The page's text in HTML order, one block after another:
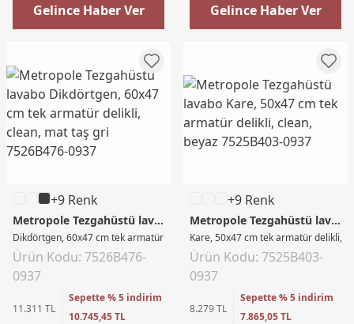
Gelince Haber Ver Gelince Haber Ver
+9 Renk
Metropole Tezgahüstü lavabo
Dikdörtgen, 60x47 cm tek armatür delikli, clean, mat taş gri
Ürün Kodu: 7526B476-
0937
11.311 TL
Sepette % 5 indirim
10.745,45 TL
+9 Renk
Metropole Tezgahüstü lavabo
Kare, 50x47 cm tek armatür delikli,
Ürün Kodu: 7525B403-
0937
8.279 TL
Sepette % 5 indirim
7.865,05 TL